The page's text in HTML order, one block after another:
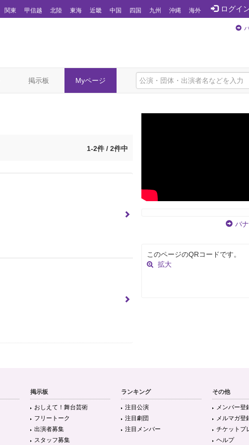
ログイ
関東 甲信越 北陸 東海 近畿 中国 四国 九州 沖縄 海外
掲示板 Myページ
1-2件 / 2件中
バ
このページのQRコードです。
拡大
掲示板
おしえて！舞台芸術
フリートーク
出演者募集
スタッフ募集
ランキング
注目公演
注目劇団
注目メンバー
その他
メンバー登
メルマガ登
チケットプ
ヘルプ